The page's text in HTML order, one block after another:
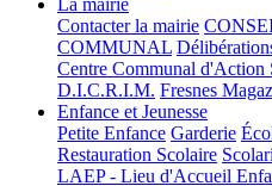
La mairie
Contacter la mairie
COMMUNAL
Centre Communal d'Action
D.I.C.R.I.M. Fresnes
Enfance et Jeunesse
Petite Enfance Garderie
Restauration Scolaire
LAEP - Lieu d'Accueil